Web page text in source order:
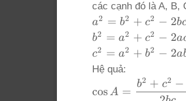
các cạnh đó là A, B,
a^2
=
b^2
+
c^2
-
a2 = b2 + c2 − 2b
b^2
=
a^2
c^2
b2 = a2 + c2 − 2a
c^2
=
+
c2 = a2 + b2 − 2
Hệ quả:
\cos A =
\dfrac{b^2
cos A =
b2 + c2 −